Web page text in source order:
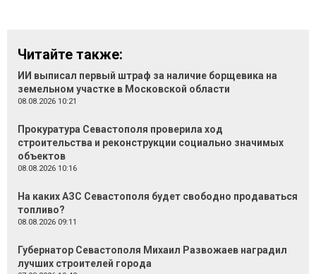
Читайте также:
ИИ выписал первый штраф за наличие борщевика на
земельном участке в Московской области
08.08.2026 10:21
Прокуратура Севастополя проверила ход
строительства и реконструкции социально значимых
объектов
08.08.2026 10:16
На каких АЗС Севастополя будет свободно продаваться
топливо?
08.08.2026 09:11
Губернатор Севастополя Михаил Развожаев наградил
лучших строителей города